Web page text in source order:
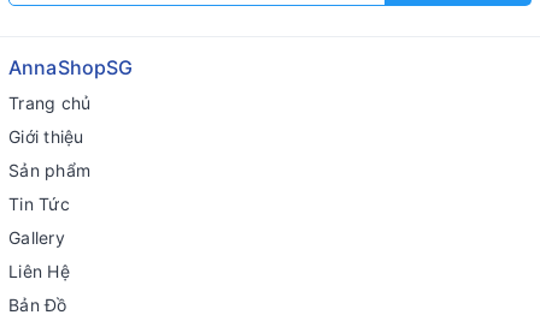
AnnaShopSG
Trang chủ
Giới thiệu
Sản phẩm
Tin Tức
Gallery
Liên Hệ
Bản Đồ